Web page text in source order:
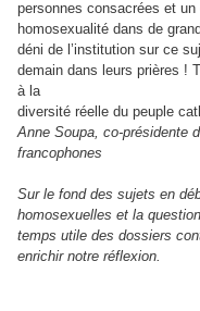
personnes consacrées et
homosexualité dans de
déni de l’institution sur ce
demain dans leurs prières !
à la
diversité réelle du peuple
Anne Soupa, co-présidente
francophones
Sur le fond des sujets en
homosexuelles et la
temps utile des dossiers
enrichir notre réflexion.